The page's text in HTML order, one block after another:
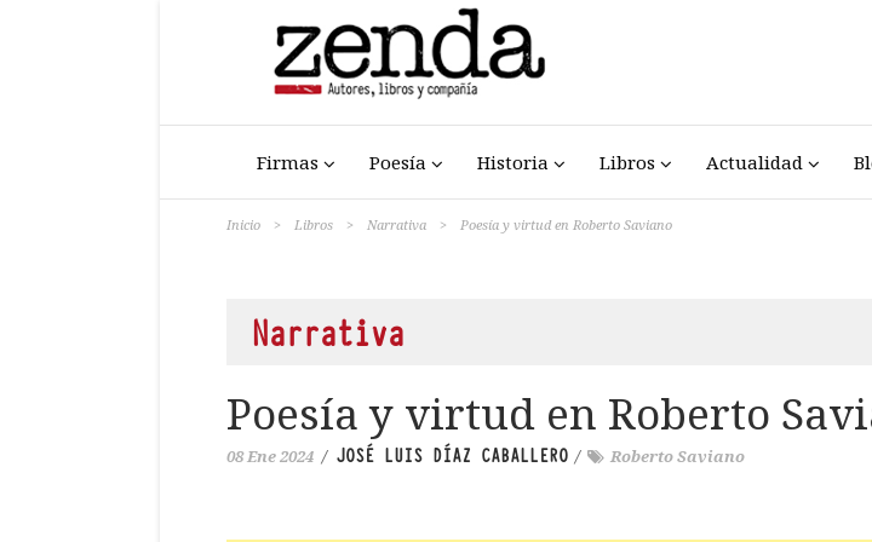
Firmas Poesía Historia Libros Actualidad
Inicio > Libros > Narrativa > Poesía y virtud en Roberto Saviano
Narrativa
Poesía y virtud en Roberto
08 Ene 2024 / JOSÉ LUIS DÍAZ CABALLERO / Roberto Saviano